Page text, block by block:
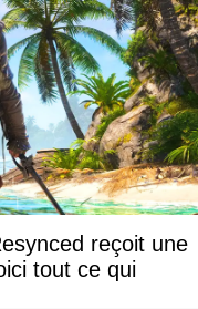
reçoit une
tout ce qui